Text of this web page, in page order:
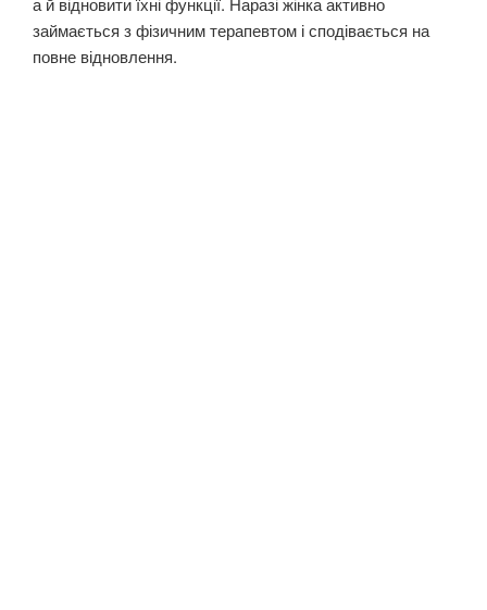
займається з фізичним терапевтом і сподівається на
повне відновлення.